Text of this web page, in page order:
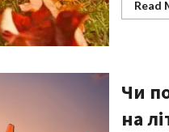
Read
Чи
на